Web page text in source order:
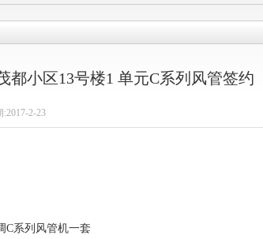
都小区13号楼1 单元C系列风管签约
:2017-2-23
C系列风管机一套